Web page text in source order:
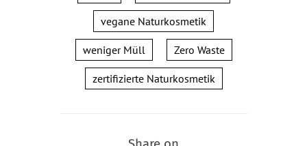
vegane Naturkosmetik
weniger Müll Zero Waste
zertifizierte Naturkosmetik